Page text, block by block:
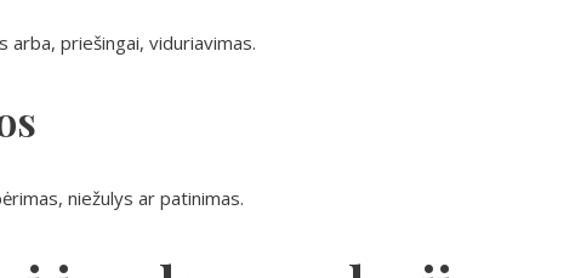
arba, priešingai, viduriavimas.
niežulys ar patinimas.